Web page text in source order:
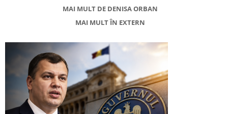
MAI MULT DE DENISA ORBAN
MAI MULT ÎN EXTERN